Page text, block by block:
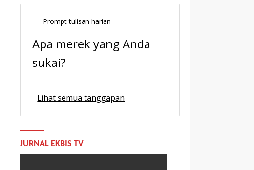
Prompt tulisan harian
Apa merek yang Anda
sukai?
Lihat semua tanggapan
JURNAL EKBIS TV